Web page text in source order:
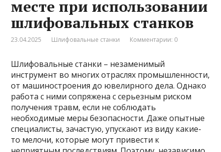
месте при использовании
шлифовальных станков
23.04.2025 Шлифовальные станки Комментарии: 0
Шлифовальные станки – незаменимый
инструмент во многих отраслях промышленности,
от машиностроения до ювелирного дела. Однако
работа с ними сопряжена с серьезным риском
получения травм, если не соблюдать
необходимые меры безопасности. Даже опытные
специалисты, зачастую, упускают из виду какие-
то мелочи, которые могут привести к